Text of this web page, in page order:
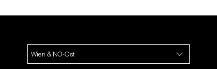
Wien & NÖ-Ost